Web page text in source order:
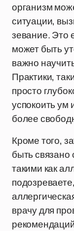
организм
ситуации,
зевание. Это
может быть
важно
Практики,
просто
успокоить ум
более
Кроме того,
быть
такими как
врачу для